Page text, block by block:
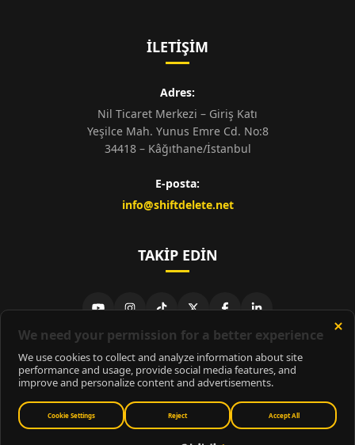
İLETIŞIM
Adres:
Nil Ticaret Merkezi – Giriş Katı
Yeşilce Mah. Yunus Emre Cd. No:8
34418 – Kâğıthane/İstanbul
E-posta:
info@shiftdelete.net
TAKIP EDIN
© 2026ShiftDelete.Net- Tüm hakları saklıdır.
ShiftDelete.Net, İnternet Medyası ve Bilişim Muhabirleri Derneği
üyesidir.